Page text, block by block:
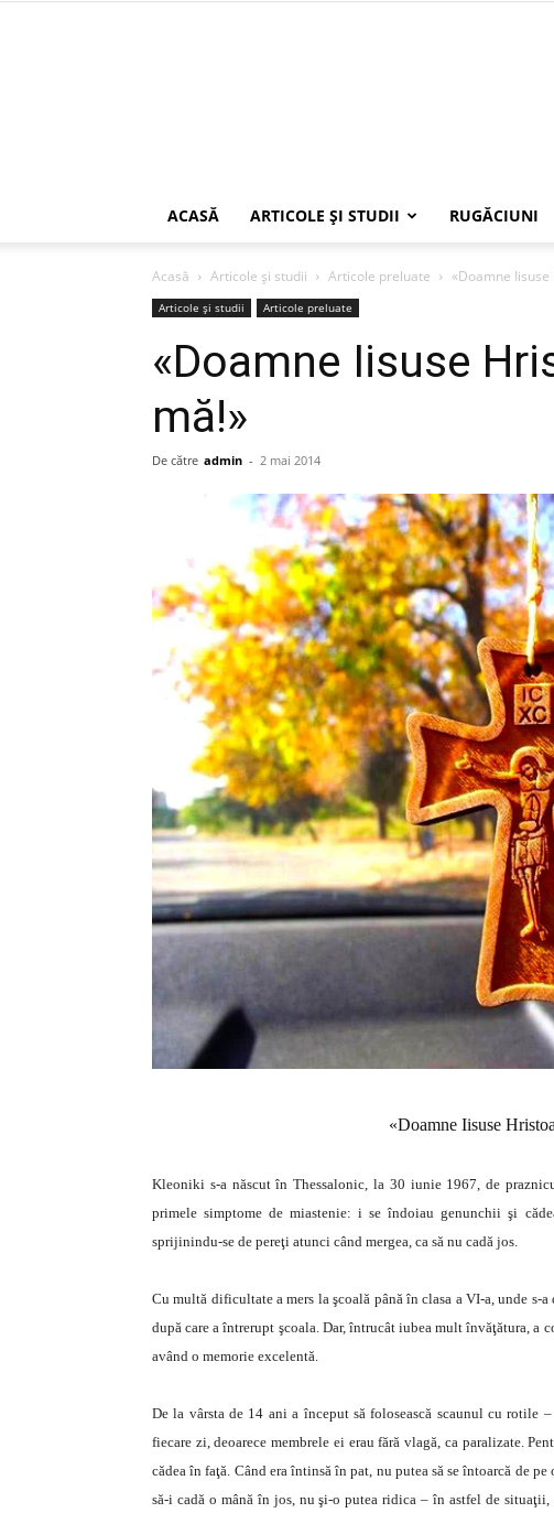
ACASĂ ARTICOLE ŞI STUDII RUGĂCIUNI
Acasă Articole şi studii Articole preluate «Doamne
Articole şi studii Articole preluate
«Doamne Iisuse
mă!»
De către admin - 2 mai 2014
«Doamne Iisuse
Kleoniki s-a născut în Thessalonic, la 30 iunie 1967, de
primele simptome de miastenie: i se îndoiau genunchii şi
sprijinindu-se de pereţi atunci când mergea, ca să nu cadă jos.
Cu multă dificultate a mers la şcoală până în clasa a VI-a, unde s-
după care a întrerupt şcoala. Dar, întrucât iubea mult învăţătura, a
având o memorie excelentă.
De la vârsta de 14 ani a început să folosească scaunul cu
fiecare zi, deoarece membrele ei erau fără vlagă, ca paralizate.
cădea în faţă. Când era întinsă în pat, nu putea să se întoarcă de
să-i cadă o mână în jos, nu şi-o putea ridica – în astfel de